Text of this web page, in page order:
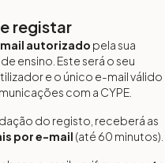
registar
autorizado pela sua
ensino. Este será o seu
e o único e-mail válido
com a CYPE.
do registo, receberá as
por e-mail (até 60 minutos).